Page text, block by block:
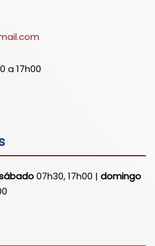
a 17h00
07h30, 17h00 | domingo